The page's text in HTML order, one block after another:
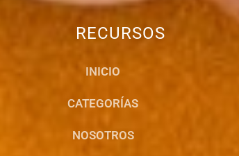
RECURSOS
INICIO
CATEGORÍAS
NOSOTROS